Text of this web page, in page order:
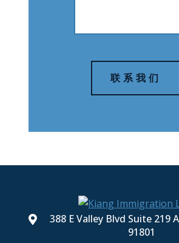
联系我们
388 E Valley Blvd Suite 219
91801